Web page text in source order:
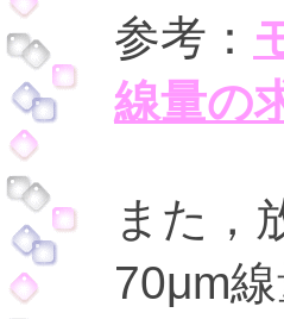
参考：
線量の
また，
70μm